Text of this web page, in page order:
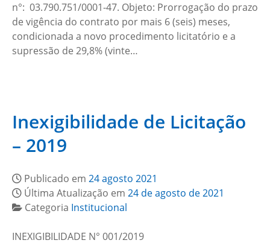
n°: 03.790.751/0001-47. Objeto: Prorrogação do prazo
de vigência do contrato por mais 6 (seis) meses,
condicionada a novo procedimento licitatório e a
supressão de 29,8% (vinte…
Inexigibilidade de Licitação
– 2019
Publicado em 24 agosto 2021
Última Atualização em 24 de agosto de 2021
Categoria Institucional
INEXIGIBILIDADE N° 001/2019